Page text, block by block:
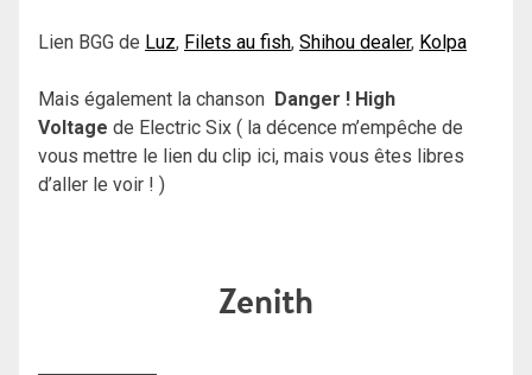
Lien BGG de Luz, Filets au fish, Shihou dealer, Kolpa
Mais également la chanson Danger ! High
Voltage de Electric Six ( la décence m’empêche de
vous mettre le lien du clip ici, mais vous êtes libres
d’aller le voir ! )
Zenith